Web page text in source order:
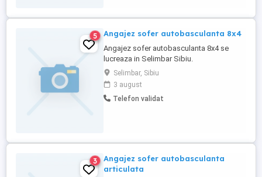
5 Angajez sofer autobasculanta 8x4
Angajez sofer autobasculanta 8x4 se
lucreaza in Selimbar Sibiu.
Selimbar, Sibiu
3 august
Telefon validat
3
Angajez sofer autobasculanta
articulata